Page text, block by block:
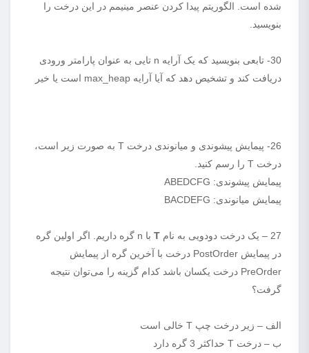
شده است. الگوریتم پیدا کردن عنصر مینیمم در این درخت را
بنویسید.
30- تابعی بنویسید که یک آرایه n تایی به عنوان پارامتر ورودی
دریافت کند و تشخیص دهد که آیا آرایه max_heap است یا خیر
26- پیمایش پیشوندی و میانوندی درخت T به صورت زیر است،
درخت T را رسم کنید.
پیمایش پیشوندی: ABEDCFG
پیمایش میانوندی: BACDEFG
27 – یک درخت دودویی به نام T
با n گره داریم. اگر اولین گره
در پیمایش PostOrder درخت با آخرین گره از پیمایش
PreOrder درخت یکسان باشد کدام گزینه را می‌توان نتیجه
گرفت؟
الف – زیر درخت چپ T خالی است
ب – درخت T حداکثر 3 گره دارد